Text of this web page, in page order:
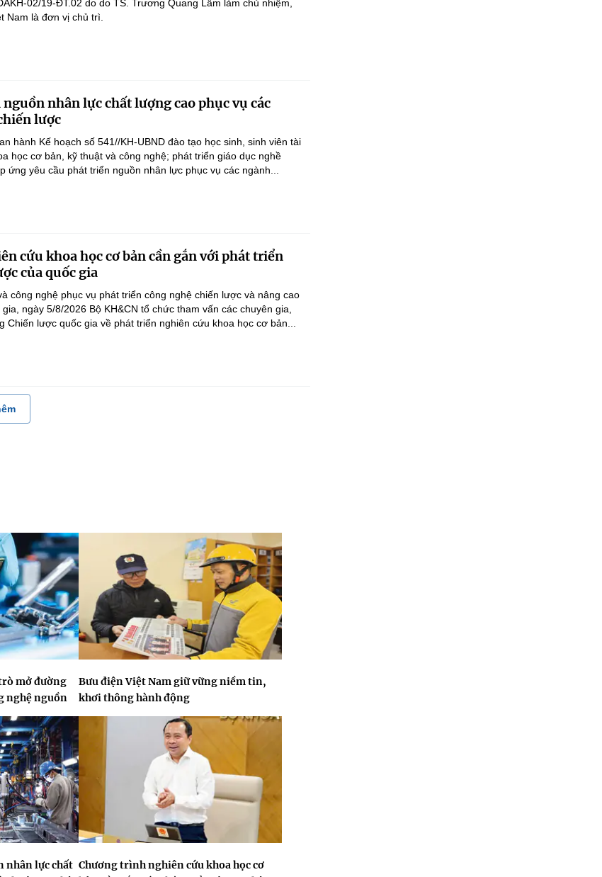
02/19-ĐT.02 do do TS. Trương Quang Lâm làm chủ nhiệm,
Nam là đơn vị chủ trì.
nhân lực chất lượng cao phục vụ các
lược
hành Kế hoạch số 541//KH-UBND đào tạo học sinh, sinh viên tài
học cơ bản, kỹ thuật và công nghệ; phát triển giáo dục nghề
ứng yêu cầu phát triển nguồn nhân lực phục vụ các ngành...
cứu khoa học cơ bản cần gắn với phát triển
của quốc gia
công nghệ phục vụ phát triển công nghệ chiến lược và nâng cao
ngày 5/8/2026 Bộ KH&CN tổ chức tham vấn các chuyên gia,
Chiến lược quốc gia về phát triển nghiên cứu khoa học cơ bản...
mở đường
nghệ nguồn
Bưu điện Việt Nam giữ vững niềm tin,
khơi thông hành động
nhân lực chất Chương trình nghiên cứu khoa học cơ